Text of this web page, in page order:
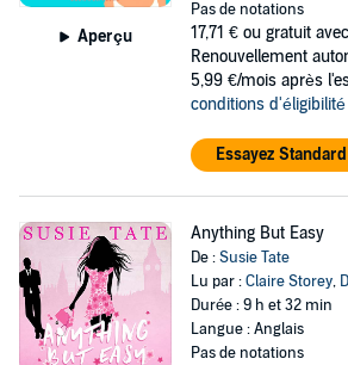
Aperçu
Pas de notations
17,71 € ou gratuit
Renouvellement
5,99 €/mois après
conditions d'éligibilité
Essayez
Anything But Easy
De :Susie Tate
Lu par :Claire Storey,
Durée : 9 h et 32 min
Langue : Anglais
Pas de notations